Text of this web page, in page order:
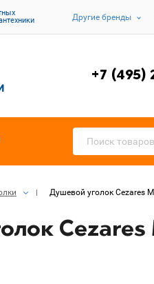
Другие бренды
+7 (495)
Душевой уголок Cezares
Cezares